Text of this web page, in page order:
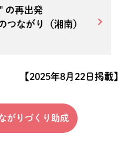
の再出発
つながり（湘南）
【2025年8月22日掲載】
がりづくり助成